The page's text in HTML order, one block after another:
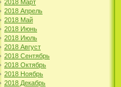
2018 Март
2018 Апрель
2018 Май
2018 Июнь
2018 Июль
2018 Август
2018 Сентябрь
2018 Октябрь
2018 Ноябрь
2018 Декабрь